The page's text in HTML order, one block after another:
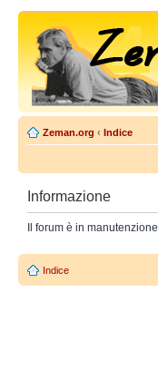
Zeman.org ‹ Indice
Informazione
Il forum è in manutenzione
Indice